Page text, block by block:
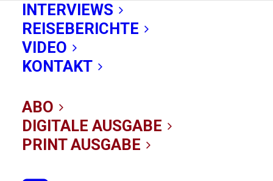
INTERVIEWS
REISEBERICHTE
VIDEO
KONTAKT
ABO
DIGITALE AUSGABE
PRINT AUSGABE
Deutschlands erste
Gehörlose
15/08/2019 INNEWS | BY KITE-REDAKTION